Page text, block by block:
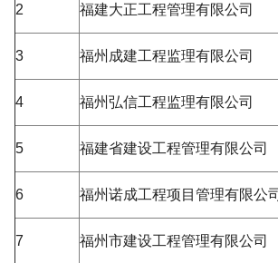
2 福建大正工程管理有限公司
3 福州成建工程监理有限公司
4 福州弘信工程监理有限公司
5 福建省建设工程管理有限公司
6 福州诺成工程项目管理有限公司
7 福州市建设工程管理有限公司